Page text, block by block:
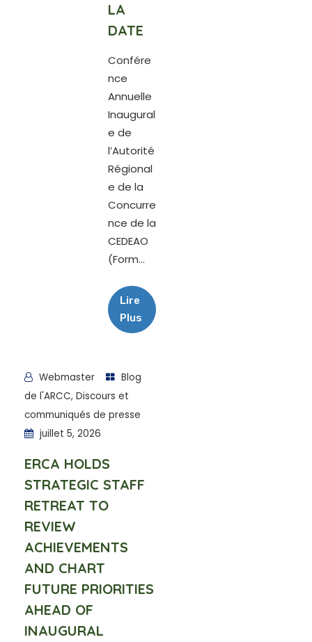
LA
DATE
Confére
nce
Annuelle
Inaugural
e de
l’Autorité
Régional
e de la
Concurre
nce de la
CEDEAO
(Form...
Lire
Plus
Webmaster
Blog
de l'ARCC, Discours et
communiqués de presse
juillet 5, 2026
ERCA HOLDS
STRATEGIC STAFF
RETREAT TO
REVIEW
ACHIEVEMENTS
AND CHART
FUTURE PRIORITIES
AHEAD OF
INAUGURAL